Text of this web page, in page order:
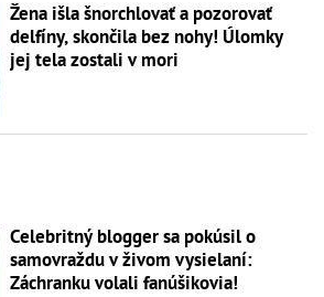
Žena išla šnorchlovať a pozorovať
delfíny, skončila bez nohy! Úlomky
jej tela zostali v mori
Celebritný blogger sa pokúsil o
samovraždu v živom vysielaní:
Záchranku volali fanúšikovia!